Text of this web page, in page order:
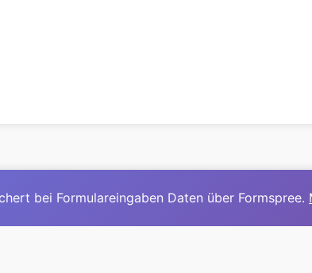
Mirga|LinkedIn|davidmirga.com
bei Formulareingaben Daten über Formspree.